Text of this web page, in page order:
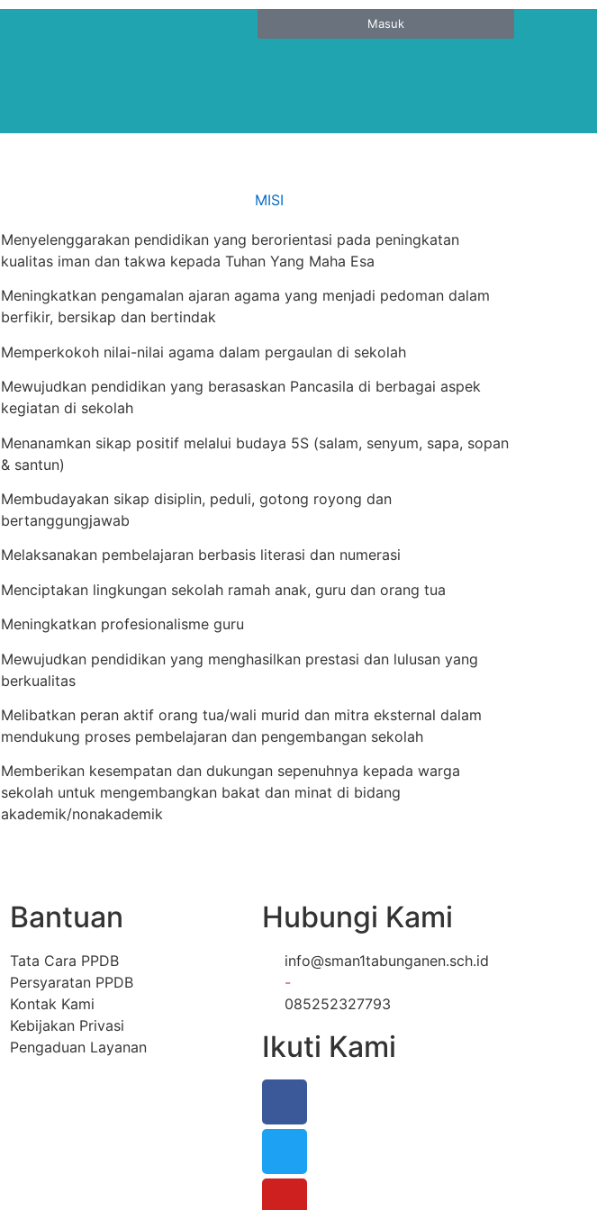
Masuk
MISI
Menyelenggarakan pendidikan yang berorientasi pada peningkatan
kualitas iman dan takwa kepada Tuhan Yang Maha Esa
Meningkatkan pengamalan ajaran agama yang menjadi pedoman dalam
berfikir, bersikap dan bertindak
Memperkokoh nilai-nilai agama dalam pergaulan di sekolah
Mewujudkan pendidikan yang berasaskan Pancasila di berbagai aspek
kegiatan di sekolah
Menanamkan sikap positif melalui budaya 5S (salam, senyum, sapa, sopan
& santun)
Membudayakan sikap disiplin, peduli, gotong royong dan
bertanggungjawab
Melaksanakan pembelajaran berbasis literasi dan numerasi
Menciptakan lingkungan sekolah ramah anak, guru dan orang tua
Meningkatkan profesionalisme guru
Mewujudkan pendidikan yang menghasilkan prestasi dan lulusan yang
berkualitas
Melibatkan peran aktif orang tua/wali murid dan mitra eksternal dalam
mendukung proses pembelajaran dan pengembangan sekolah
Memberikan kesempatan dan dukungan sepenuhnya kepada warga
sekolah untuk mengembangkan bakat dan minat di bidang
akademik/nonakademik
Bantuan
Tata Cara PPDB
Persyaratan PPDB
Kontak Kami
Kebijakan Privasi
Pengaduan Layanan
Hubungi Kami
info@sman1tabunganen.sch.id
-
085252327793
Ikuti Kami